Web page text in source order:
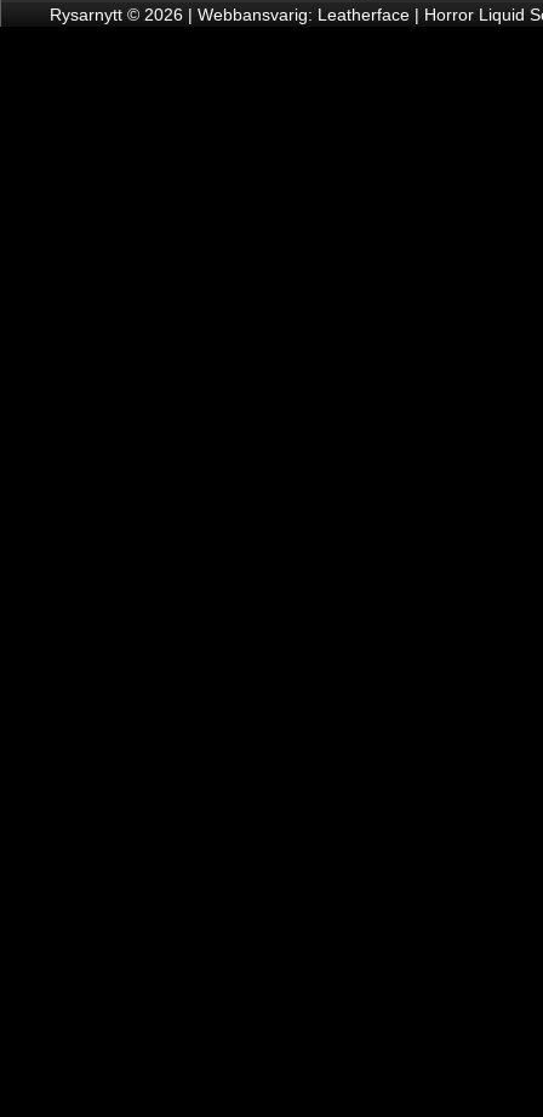
Rysarnytt © 2026 | Webbansvarig: Leatherface | Horror Liquid